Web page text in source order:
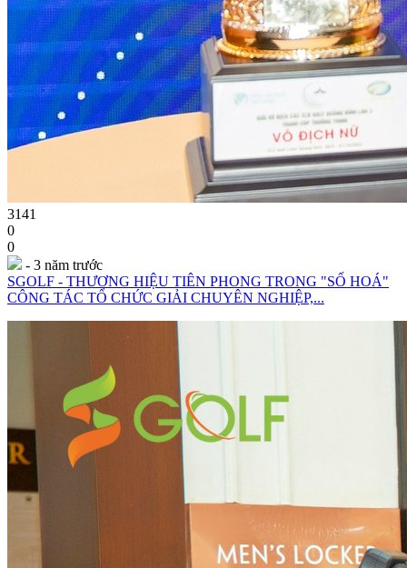
3141
0
0
- 3 năm trước
SGOLF - THƯƠNG HIỆU TIÊN PHONG TRONG "SỐ HOÁ"
CÔNG TÁC TỔ CHỨC GIẢI CHUYÊN NGHIỆP,...